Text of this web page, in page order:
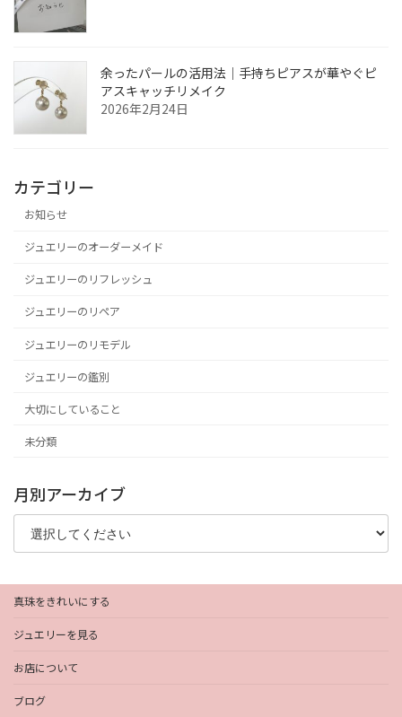
余ったパールの活用法｜手持ちピアスが華やぐピ
アスキャッチリメイク
2026年2月24日
カテゴリー
お知らせ
ジュエリーのオーダーメイド
ジュエリーのリフレッシュ
ジュエリーのリペア
ジュエリーのリモデル
ジュエリーの鑑別
大切にしていること
未分類
月別アーカイブ
真珠をきれいにする
ジュエリーを見る
お店について
ブログ